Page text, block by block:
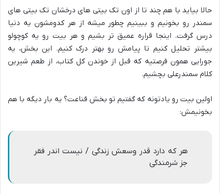
حالا بیاید با هم چند تا از اون تک بیتی های درخشان تک بیتی های
سمندر رو بخونیم و ببینیم چطور میشه از هر کدومشون یه دنیا
درس گرفت. اینجا قراره عمیق تر بشیم و هر بیت رو یه کوچولو
بیشتر تحلیل کنیم تا پیامش رو بهتر درک کنیم. این بخش، یه
جورایی همون فرصتیه که قبل از خوندن کل کتاب، از طعم شیرین
کلام سمندرعلی بچشیم.
اولین بیت رو یادتونه که گفتیم تو بخش قناعت؟ یه بار دیگه با هم
بخونیمش:
هر که دارد قدر وسعش زندگی / نیست اندر فقر
جز شرمندگی